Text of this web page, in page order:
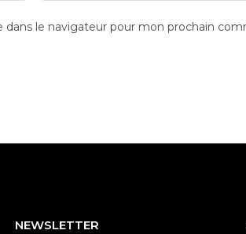
email
le navigateur pour mon prochain
NEWSLETTER